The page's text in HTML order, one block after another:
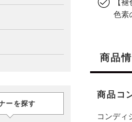
色素
商品
商品コ
コンディ
ーを探す